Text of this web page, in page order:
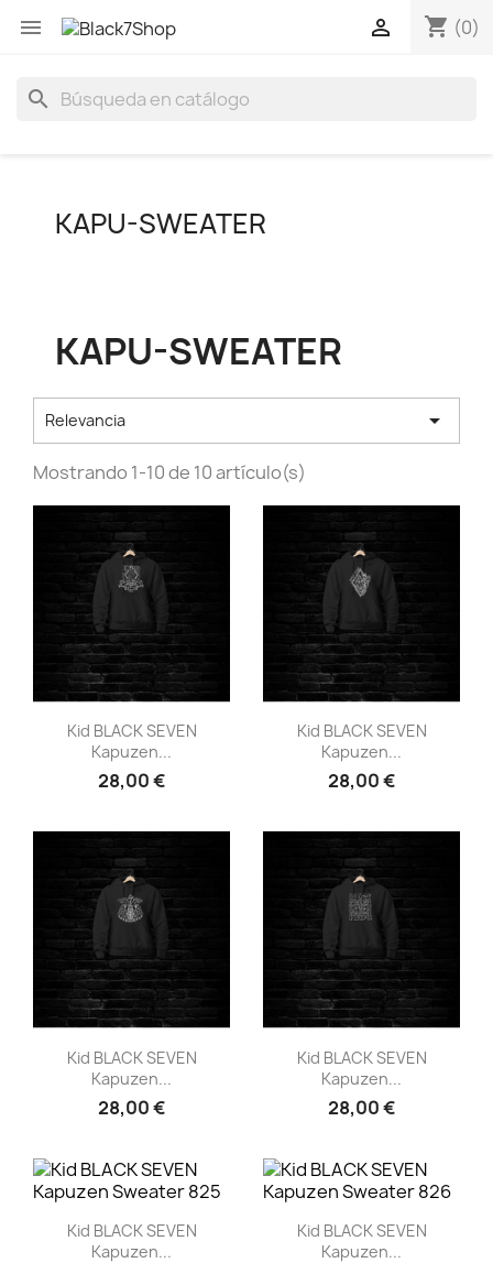
 shopping_cart (0)

search
KAPU-SWEATER
KAPU-SWEATER
Relevancia 
Mostrando 1-10 de 10 artículo(s)
 Vista rápida
Kid BLACK SEVEN
Kapuzen...
28,00 €
 Vista rápida
Kid BLACK SEVEN
Kapuzen...
28,00 €
 Vista rápida
Kid BLACK SEVEN
Kapuzen...
28,00 €
 Vista rápida
Kid BLACK SEVEN
Kapuzen...
28,00 €
 Vista rápida
Kid BLACK SEVEN
Kapuzen...
 Vista rápida
Kid BLACK SEVEN
Kapuzen...